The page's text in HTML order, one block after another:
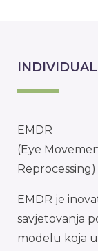
EMDR
(Eye
Reprocessing)
EMDR je
savjetovanja
modelu koja